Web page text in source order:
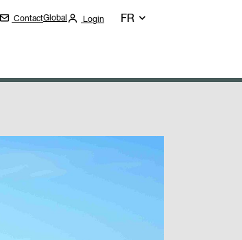
ContactGlobal Login FR